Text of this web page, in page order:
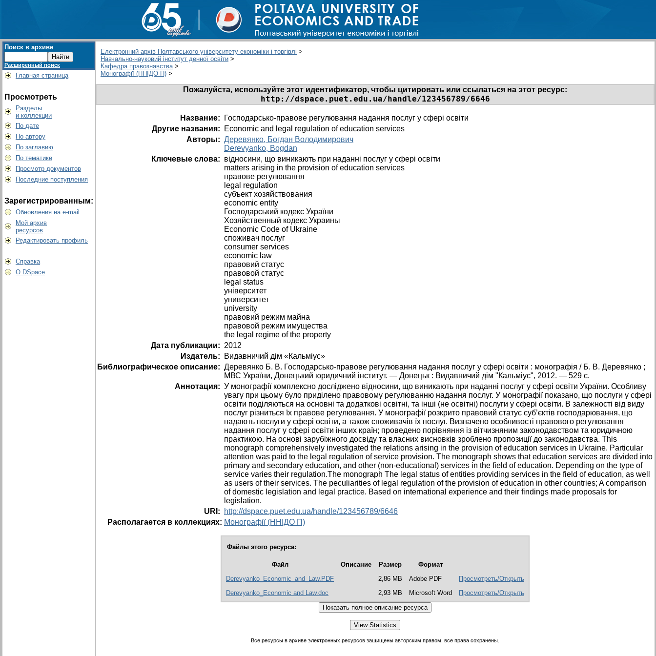
Поиск в архиве
Расширенный поиск
Главная страница
Просмотреть
Разделы
и коллекции
По дате
По автору
По заглавию
По тематике
Просмотр документов
Последние поступления
Зарегистрированным:
Обновления на e-mail
Мой архив
ресурсов
Редактировать профиль
Справка
О DSpace
Електронний архів Полтавського університету економіки і торгівлі >
Навчально-науковий інститут денної освіти >
Кафедра правознавства>
Монографії (ННІДО П) >
Пожалуйста, используйте этот идентификатор, чтобы цитировать или ссылаться на этот ресурс:
http://dspace.puet.edu.ua/handle/123456789/6646
Название:
Господарсько-правове регулювання надання послуг у сфері освіти
Другие названия:
Economic and legal regulation of education services
Авторы: Деревянко, Богдан Володимирович
Derevyanko, Bogdan
Ключевые слова: відносини, що виникають при наданні послуг у сфері освіти
matters arising in the provision of education services
правове регулювання
legal regulation
субъект хозяйствования
economic entity
Господарський кодекс України
Хозяйственный кодекс Украины
Economic Code of Ukraine
споживач послуг
consumer services
economic law
правовий статус
правовой статус
legal status
університет
университет
university
правовий режим майна
правовой режим имущества
the legal regime of the property
Дата публикации: 2012
Издатель:
Видавничий дім «Кальміус»
Библиографическое описание: Деревянко Б. В. Господарсько-правове регулювання надання послуг у сфері освіти : монографія / Б. В. Деревянко ;
МВС України, Донецький юридичний інститут. — Донецьк : Видавничий дім "Кальміус", 2012. — 529 с.
Аннотация: У монографії комплексно досліджено відносини, що виникають при наданні послуг у сфері освіти України. Особливу
увагу при цьому було приділено правовому регулюванню надання послуг. У монографії показано, що послуги у сфері
освіти поділяються на основні та додаткові освітні, та інші (не освітні) послуги у сфері освіти. В залежності від виду
послуг різниться їх правове регулювання. У монографії розкрито правовий статус суб’єктів господарювання, що
надають послуги у сфері освіти, а також споживачів їх послуг. Визначено особливості правового регулювання
надання послуг у сфері освіти інших країн; проведено порівняння із вітчизняним законодавством та юридичною
практикою. На основі зарубіжного досвіду та власних висновків зроблено пропозиції до законодавства. This
monograph comprehensively investigated the relations arising in the provision of education services in Ukraine. Particular
attention was paid to the legal regulation of service provision. The monograph shows that education services are divided into
primary and secondary education, and other (non-educational) services in the field of education. Depending on the type of
service varies their regulation.The monograph The legal status of entities providing services in the field of education, as well
as users of their services. The peculiarities of legal regulation of the provision of education in other countries; A comparison
of domestic legislation and legal practice. Based on international experience and their findings made ​​proposals for
legislation.
URI:
http://dspace.puet.edu.ua/handle/123456789/6646
Располагается в коллекциях: Монографії (ННІДО П)
Файлы этого ресурса:
Файл Описание Размер
Формат
Derevyanko_Economic_and_Law.PDF
2,86 MB Adobe PDF
Просмотреть/Открыть
Derevyanko_Economic and Law.doc
2,93 MB Microsoft Word Просмотреть/Открыть
Все ресурсы в архиве электронных ресурсов защищены авторским правом, все права сохранены.